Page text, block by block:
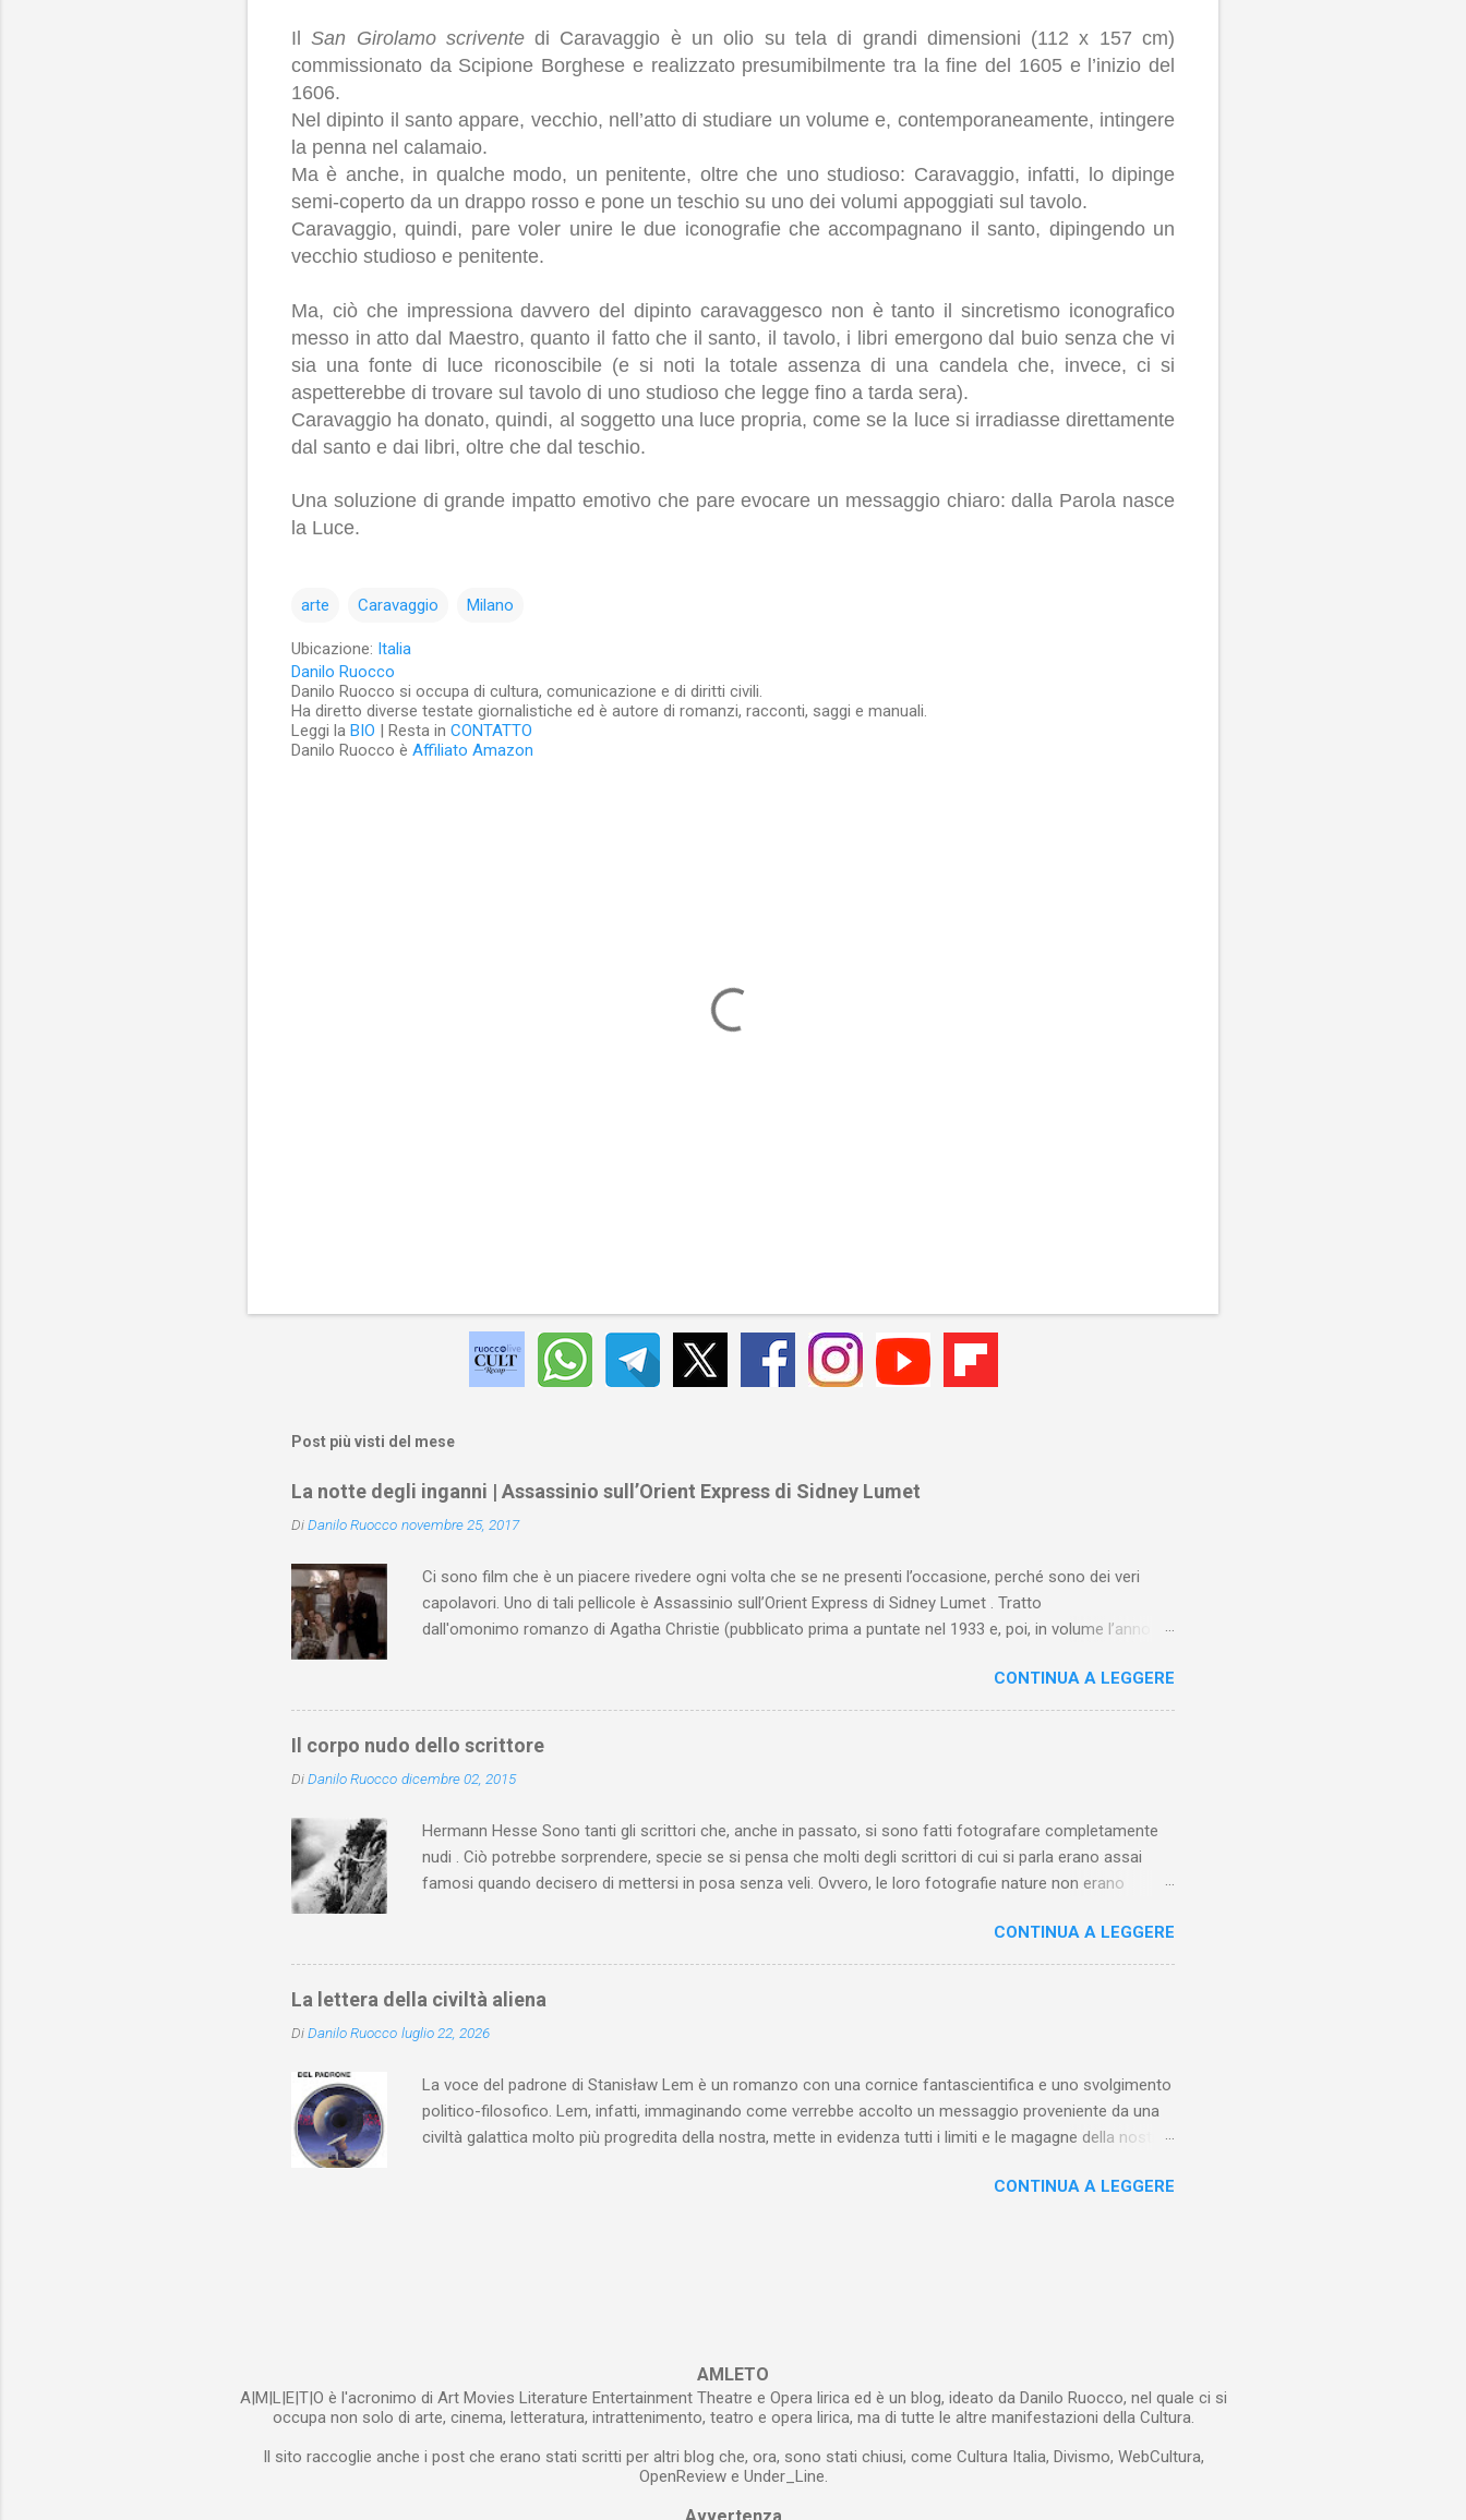
IlSan Girolamo scriventedi Caravaggio è un olio su tela di grandi dimensioni (112 x 157 cm)
commissionato da Scipione Borghese e realizzato presumibilmente tra la fine del 1605 e l’inizio del
1606.
Nel dipinto il santo appare, vecchio, nell’atto di studiare un volume e, contemporaneamente, intingere
la penna nel calamaio.
Ma è anche, in qualche modo, un penitente, oltre che uno studioso: Caravaggio, infatti, lo dipinge
semi-coperto da un drappo rosso e pone un teschio su uno dei volumi appoggiati sul tavolo.
Caravaggio, quindi, pare voler unire le due iconografie che accompagnano il santo, dipingendo un
vecchio studioso e penitente.
Ma, ciò che impressiona davvero del dipinto caravaggesco non è tanto il sincretismo iconografico
messo in atto dal Maestro, quanto il fatto che il santo, il tavolo, i libri emergono dal buio senza che vi
sia una fonte di luce riconoscibile (e si noti la totale assenza di una candela che, invece, ci si
aspetterebbe di trovare sul tavolo di uno studioso che legge fino a tarda sera).
Caravaggio ha donato, quindi, al soggetto una luce propria, come se la luce si irradiasse direttamente
dal santo e dai libri, oltre che dal teschio.
Una soluzione di grande impatto emotivo che pare evocare un messaggio chiaro: dalla Parola nasce
la Luce.
arte Caravaggio Milano
Ubicazione: Italia
Danilo Ruocco
Danilo Ruocco si occupa di cultura, comunicazione e di diritti civili.
Ha diretto diverse testate giornalistiche ed è autore di romanzi, racconti, saggi e manuali.
Leggi la BIO | Resta in CONTATTO
Danilo Ruocco è Affiliato Amazon
Post più visti del mese
La notte degli inganni | Assassinio sull’Orient Express di Sidney Lumet
DiDanilo Ruocco novembre 25, 2017
Ci sono film che è un piacere rivedere ogni volta che se ne presenti l’occasione, perché sono dei veri
capolavori. Uno di tali pellicole è Assassinio sull’Orient Express di Sidney Lumet . Tratto
dall'omonimo romanzo di Agatha Christie (pubblicato prima a puntate nel 1933 e, poi, in volume l’anno
Christie da un fatto realmente accaduto: il rapimento e l’assassinio del piccolo figlio dell’aviatore Charles
Lindbergh (nel romanzo e nel film chiamato Armstrong e padre di una bimba). L’antefatto è mostrato al
pubblico parte in bianco e nero e parte con colori seppiati e ha i ritmi di un reportage giornalistico.
dell’omicidio si snoda con ritmi che sembrano calmi e composti (molto “British”): in realtà, la regia di
CONTINUA A LEGGERE
Il corpo nudo dello scrittore
DiDanilo Ruocco dicembre 02, 2015
Hermann Hesse Sono tanti gli scrittori che, anche in passato, si sono fatti fotografare completamente
nudi . Ciò potrebbe sorprendere, specie se si pensa che molti degli scrittori di cui si parla erano assai
famosi quando decisero di mettersi in posa senza veli. Ovvero, le loro fotografie nature non erano
a persone celebri che accettavano (o chiedevano) di essere immortalate nude. Gabriele D'Annunzio Non
è, ovviamente, possibile indagare le motivazioni che portarono ognuno di tali scrittori a scegliere di
posare nudo. Vale la pena, però, riflettere che, probabilmente, nessun altro artista come uno scrittore (e
lettori . Abituato, se grande scrittore, a mettere a nudo la propria anima . Abituato, se sincero, a dare
CONTINUA A LEGGERE
La lettera della civiltà aliena
DiDanilo Ruocco luglio 22, 2026
La voce del padrone di Stanisław Lem è un romanzo con una cornice fantascientifica e uno svolgimento
politico-filosofico. Lem, infatti, immaginando come verrebbe accolto un messaggio proveniente da una
civiltà galattica molto più progredita della nostra, mette in evidenza tutti i limiti e le magagne della nostra
Hogarth che, anni prima, ha fatto parte del board del Progetto denominato la Voce del padrone con il
CONTINUA A LEGGERE
AMLETO
A|M|L|E|T|O è l'acronimo di Art Movies Literature Entertainment Theatre e Opera lirica ed è un blog, ideato da Danilo Ruocco, nel quale ci si
occupa non solo di arte, cinema, letteratura, intrattenimento, teatro e opera lirica, ma di tutte le altre manifestazioni della Cultura.
Il sito raccoglie anche i post che erano stati scritti per altri blog che, ora, sono stati chiusi, come Cultura Italia, Divismo, WebCultura,
OpenReview e Under_Line.